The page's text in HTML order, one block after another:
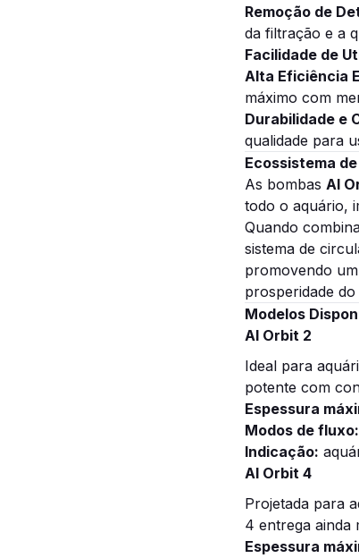
Remoção de
da filtração e a
Facilidade de
Alta Eficiência
máximo com
Durabilidade e
qualidade para
Ecossistema
As bombas AI
todo o aquário,
Quando
sistema de
promovendo
prosperidade
Modelos
AI Orbit 2
Ideal para
potente com
Espessura
Modos de fluxo:
Indicação:
AI Orbit 4
Projetada para
4 entrega ainda
Espessura